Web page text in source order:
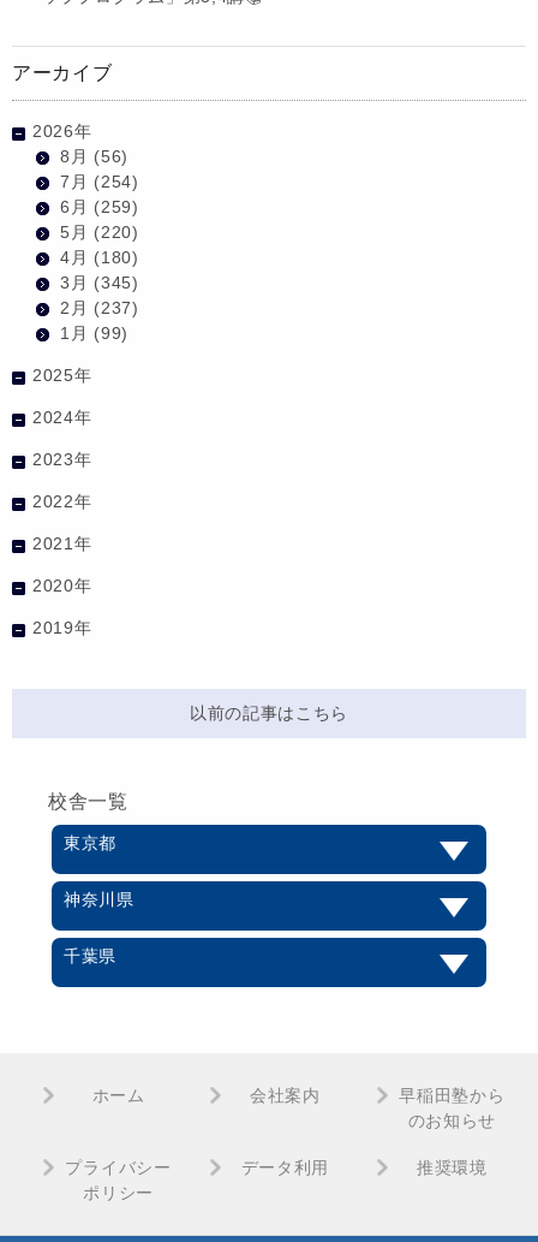
アーカイブ
2026年
8月 (56)
7月 (254)
6月 (259)
5月 (220)
4月 (180)
3月 (345)
2月 (237)
1月 (99)
2025年
2024年
2023年
2022年
2021年
2020年
2019年
以前の記事はこちら
校舎一覧
東京都
神奈川県
千葉県
ホーム 会社案内
早稲田塾から
のお知らせ
プライバシー
ポリシー
データ利用 推奨環境